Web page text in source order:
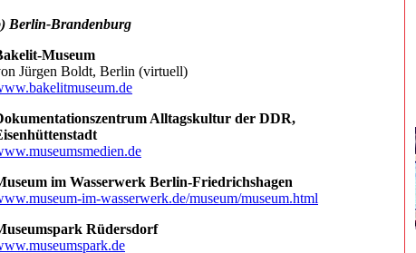
Berlin-Brandenburg
Museum
Jürgen Boldt, Berlin (virtuell)
Alltagskultur der DDR,
im Wasserwerk Berlin-Friedrichshagen
im-wasserwerk.de/museum/museum.html
Rüdersdorf